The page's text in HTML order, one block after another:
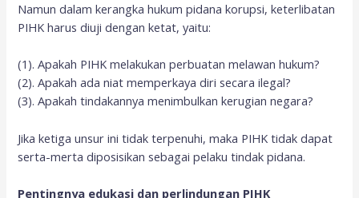
Namun dalam kerangka hukum pidana korupsi, keterlibatan
PIHK harus diuji dengan ketat, yaitu:
(1). Apakah PIHK melakukan perbuatan melawan hukum?
(2). Apakah ada niat memperkaya diri secara ilegal?
(3). Apakah tindakannya menimbulkan kerugian negara?
Jika ketiga unsur ini tidak terpenuhi, maka PIHK tidak dapat
serta-merta diposisikan sebagai pelaku tindak pidana.
Pentingnya edukasi dan perlindungan PIHK